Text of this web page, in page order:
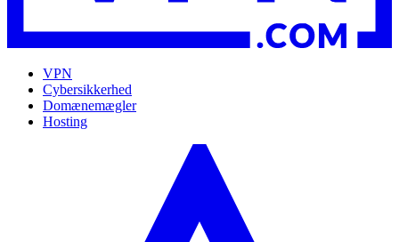
VPN
Cybersikkerhed
Domænemægler
Hosting